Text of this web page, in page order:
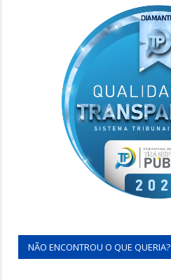
NÃO ENCONTROU O QUE QUERIA?